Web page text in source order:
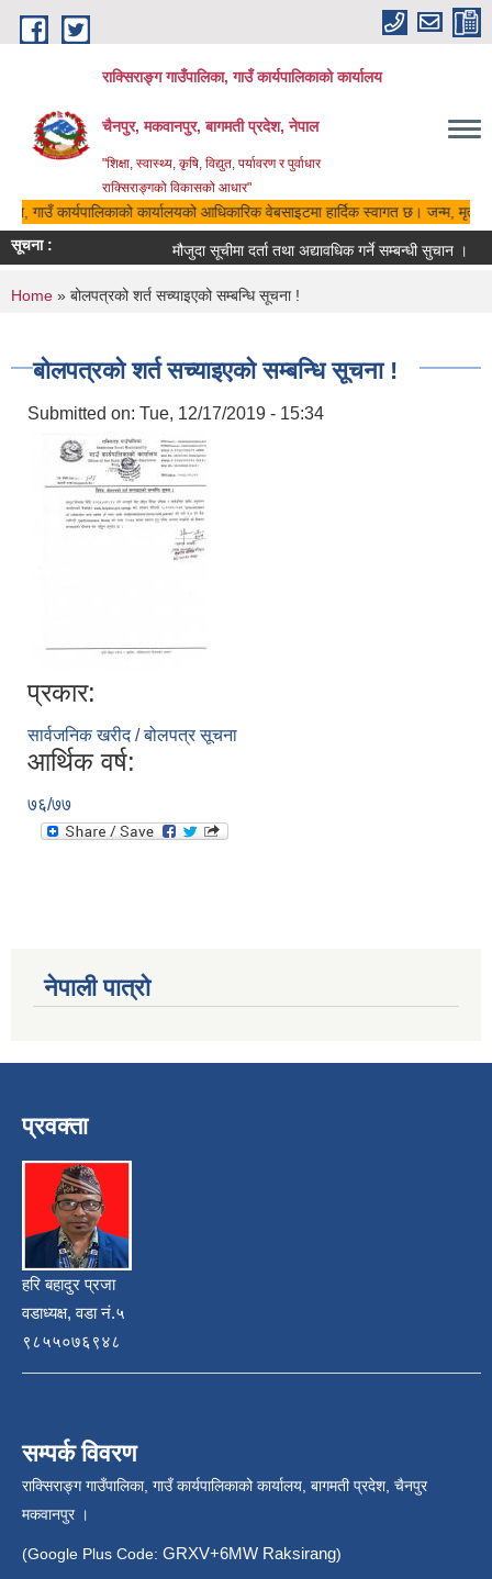
Skip to main content
राक्सिराङ्ग गाउँपालिका, गाउँ कार्यपालिकाको कार्यालय
चैनपुर, मकवानपुर, बागमती प्रदेश, नेपाल
"शिक्षा, स्वास्थ्य, कृषि, विद्युत, पर्यावरण र पुर्वाधार
राक्सिराङ्गको विकासको आधार"
गाउँ कार्यपालिकाको कार्यालयको आधिकारिक वेबसाइटमा हार्दिक स्वागत छ। जन्म,
सूचना :
मौजुदा सूचीमा दर्ता तथा अद्यावधिक गर्ने सम्बन्धी सुचान ।
You are here
Home » बोलपत्रको शर्त सच्याइएको सम्बन्धि सूचना !
बोलपत्रको शर्त सच्याइएको सम्बन्धि सूचना !
Submitted on: Tue, 12/17/2019 - 15:34
प्रकार:
सार्वजनिक खरीद / बोलपत्र सूचना
आर्थिक वर्ष:
७६/७७
नेपाली पात्रो
प्रवक्ता
हरि बहादुर प्रजा
वडाध्यक्ष, वडा नं.५
९८५५०७६९४८
सम्पर्क विवरण
राक्सिराङ्ग गाउँपालिका, गाउँ कार्यपालिकाको कार्यालय, बागमती प्रदेश, चैनपुर
मकवानपुर ।
(Google Plus Code: GRXV+6MW Raksirang)